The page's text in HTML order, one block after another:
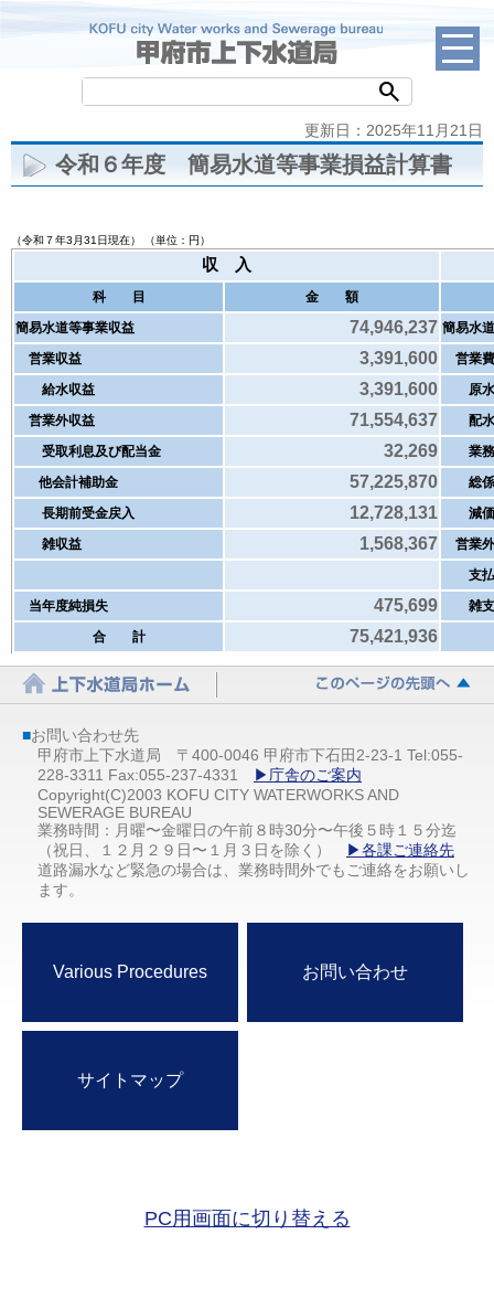
search
更新日：2025年11月21日
令和６年度 簡易水道等事業損益計算書
（令和７年3月31日現在） （単位：円）
収 入
科 目
金 額
簡易水道等事業収益
74,946,237 簡易水
営業収益
3,391,600
営業
給水収益
3,391,600
原水
営業外収益
71,554,637
配水
受取利息及び配当金
32,269
業務
他会計補助金
57,225,870
総係
長期前受金戻入
12,728,131
減価
雑収益
1,568,367
営業
支払
当年度純損失
475,699
雑支
合 計
75,421,936
■お問い合わせ先
甲府市上下水道局 〒400-0046 甲府市下石田2-23-1 Tel:055-
228-3311 Fax:055-237-4331
▶庁舎のご案内
Copyright(C)2003 KOFU CITY WATERWORKS AND
SEWERAGE BUREAU
業務時間：月曜〜金曜日の午前８時30分〜午後５時１５分迄
（祝日、１２月２９日〜１月３日を除く）
▶各課ご連絡先
道路漏水など緊急の場合は、業務時間外でもご連絡をお願いし
ます。
Various Procedures お問い合わせ
サイトマップ
PC用画面に切り替える